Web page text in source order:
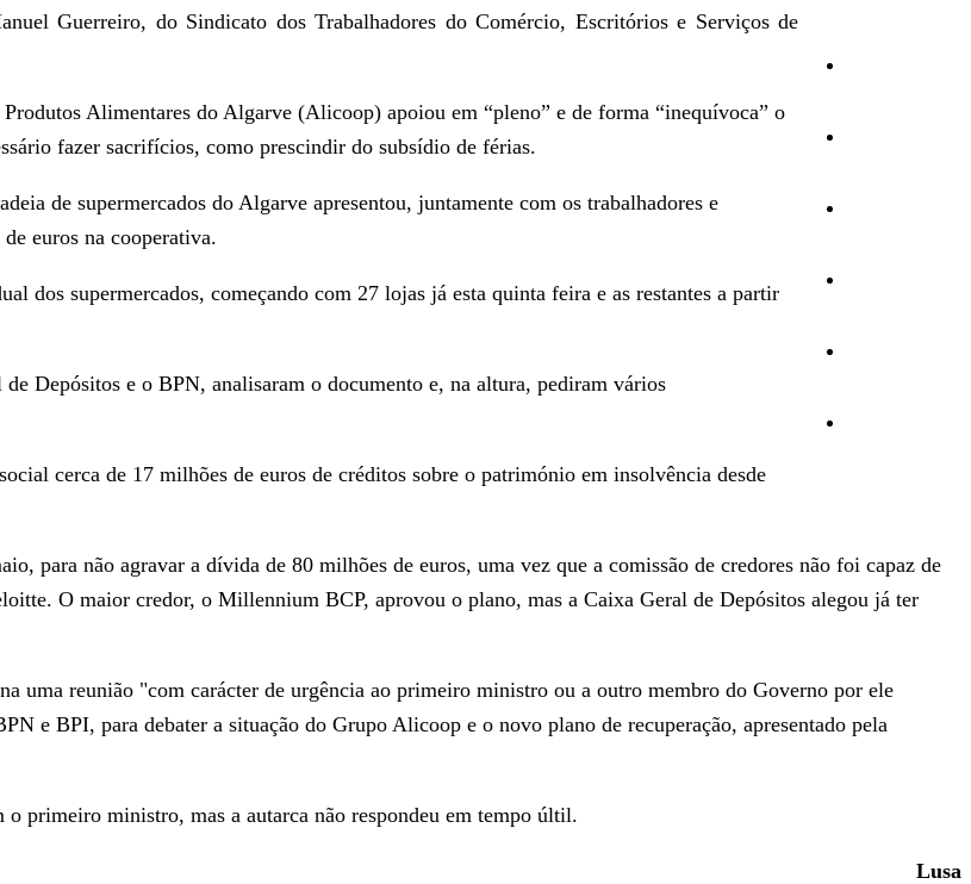
Guerreiro, do Sindicato dos Trabalhadores do Comércio, Escritórios e Serviços de
Alimentares do Algarve (Alicoop) apoiou em “pleno” e de forma “inequívoca” o
fazer sacrifícios, como prescindir do subsídio de férias.
de supermercados do Algarve apresentou, juntamente com os trabalhadores e
euros na cooperativa.
dos supermercados, começando com 27 lojas já esta quinta feira e as restantes a partir
Depósitos e o BPN, analisaram o documento e, na altura, pediram vários
cerca de 17 milhões de euros de créditos sobre o património em insolvência desde
para não agravar a dívida de 80 milhões de euros, uma vez que a comissão de credores não foi capaz de
O maior credor, o Millennium BCP, aprovou o plano, mas a Caixa Geral de Depósitos alegou já ter
uma reunião "com carácter de urgência ao primeiro ministro ou a outro membro do Governo por ele
e BPI, para debater a situação do Grupo Alicoop e o novo plano de recuperação, apresentado pela
primeiro ministro, mas a autarca não respondeu em tempo últil.
Lusa